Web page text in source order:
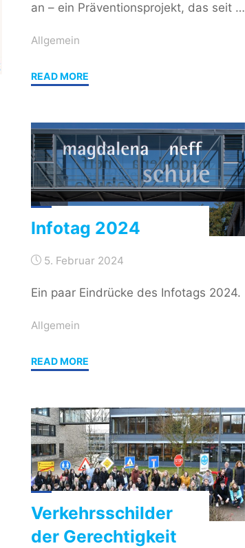
an – ein Präventionsprojekt, das seit …
Allgemein
READ MORE
der
Kita
kinderleicht
gelingen
Infotag 2024
5. Februar 2024
Ein paar Eindrücke des Infotags 2024.
Allgemein
READ MORE
Verkehrsschilder
der Gerechtigkeit